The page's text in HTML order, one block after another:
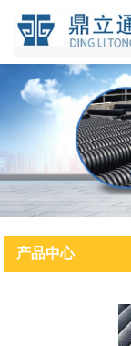
产品中心